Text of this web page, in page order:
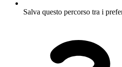
Salva questo percorso tra i